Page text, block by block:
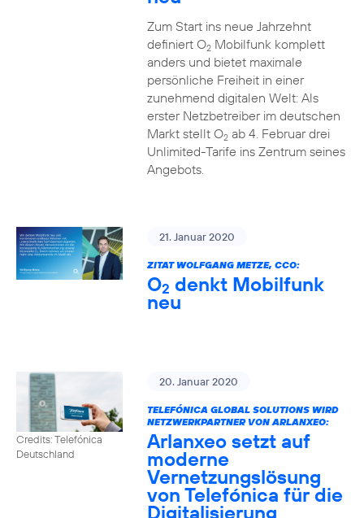
Zum Start ins neue Jahrzehnt
definiert O2Mobilfunk komplett
anders und bietet maximale
persönliche Freiheit in einer
zunehmend digitalen Welt: Als
erster Netzbetreiber im deutschen
Markt stellt O2ab 4. Februar drei
Unlimited-Tarife ins Zentrum seines
Angebots.
21. Januar 2020
ZITAT WOLFGANG METZE, CCO:
O2 denkt Mobilfunk
neu
Credits: Telefónica
Deutschland
20. Januar 2020
TELEFÓNICA GLOBAL SOLUTIONS WIRD
NETZWERKPARTNER VON ARLANXEO:
Arlanxeo setzt auf
moderne
Vernetzungslösung
von Telefónica für die
Digitalisierung